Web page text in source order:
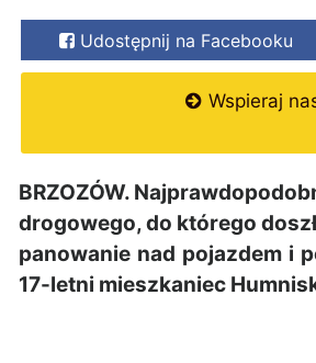
Udostępnij na Facebooku
Wspieraj
BRZOZÓW.
drogowego, do którego
panowanie nad pojazdem i
17-letni mieszkaniec